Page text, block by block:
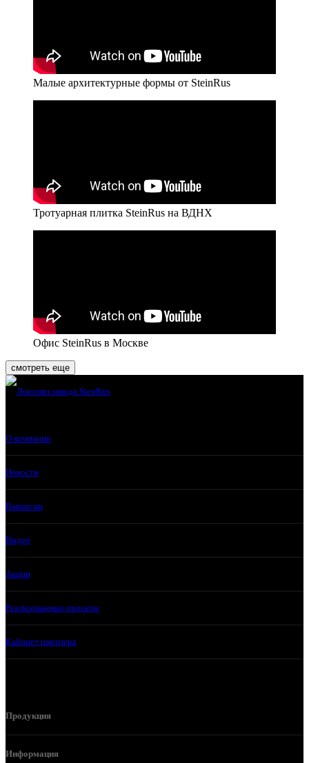
Малые архитектурные формы от SteinRus
Тротуарная плитка SteinRus на ВДНХ
Офис SteinRus в Москве
смотреть еще
О компании
Новости
Вакансии
Видео
Акции
Реализованные проекты
Кабинет партнера
Продукция
Информация